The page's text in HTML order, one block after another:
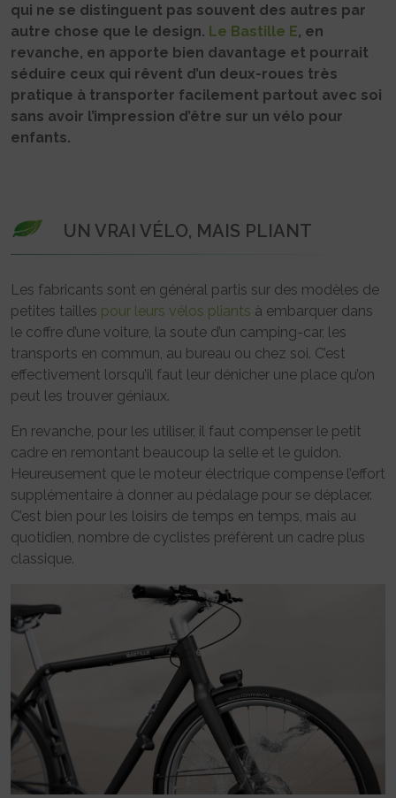
qui ne se distinguent pas souvent des autres par
autre chose que le design. Le Bastille E, en
revanche, en apporte bien davantage et pourrait
séduire ceux qui rêvent d’un deux-roues très
pratique à transporter facilement partout avec soi
sans avoir l’impression d’être sur un vélo pour
enfants.
UN VRAI VÉLO, MAIS PLIANT
Les fabricants sont en général partis sur des modèles de
petites tailles pour leurs vélos pliants à embarquer dans
le coffre d’une voiture, la soute d’un camping-car, les
transports en commun, au bureau ou chez soi. C’est
effectivement lorsqu’il faut leur dénicher une place qu’on
peut les trouver géniaux.
En revanche, pour les utiliser, il faut compenser le petit
cadre en remontant beaucoup la selle et le guidon.
Heureusement que le moteur électrique compense l’effort
supplémentaire à donner au pédalage pour se déplacer.
C’est bien pour les loisirs de temps en temps, mais au
quotidien, nombre de cyclistes préfèrent un cadre plus
classique.